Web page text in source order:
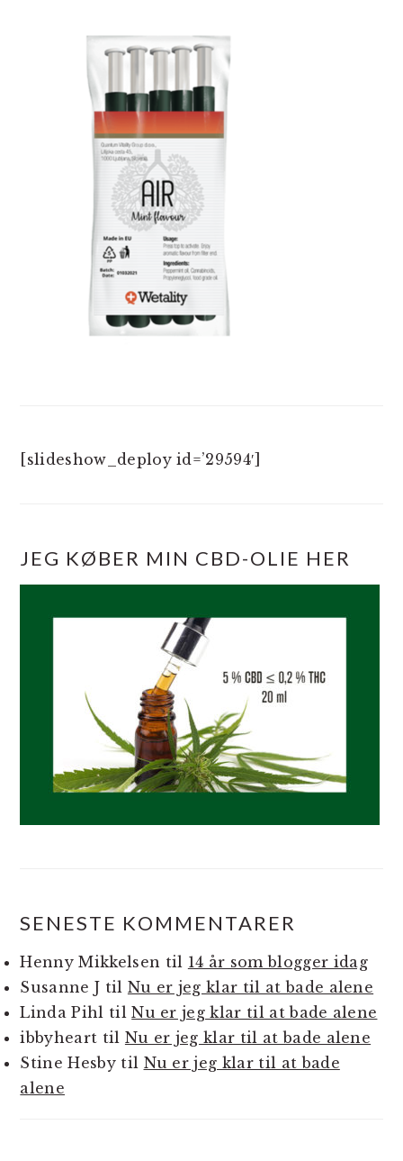
[slideshow_deploy id=’29594′]
JEG KØBER MIN CBD-OLIE HER
SENESTE KOMMENTARER
Henny Mikkelsen til 14 år som blogger idag
Susanne J til Nu er jeg klar til at bade alene
Linda Pihl tilNu er jeg klar til at bade alene
ibbyheart til Nu er jeg klar til at bade alene
Stine Hesbytil Nu er jeg klar til at bade
alene